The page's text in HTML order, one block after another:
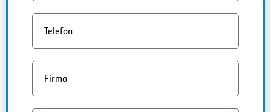
Telefon
Firma